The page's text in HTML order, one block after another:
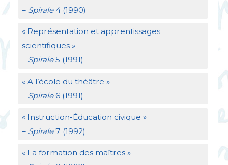
– Spirale4 (1990)
« Représentation et apprentissages
scientifiques »
– Spirale5 (1991)
« A l’école du théâtre »
– Spirale6 (1991)
« Instruction-Éducation civique »
– Spirale7 (1992)
« La formation des maîtres »